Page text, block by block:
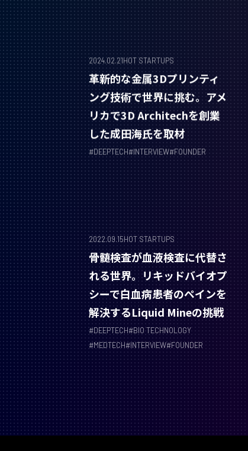
2024.02.21HOT STARTUPS
革新的な金属3Dプリンティ
ング技術で世界に挑む。アメ
リカで3D Architechを創業
した成田海氏を取材
#DEEPTECH#INTERVIEW#FOUNDER
2022.09.15HOT STARTUPS
骨髄検査が血液検査に代替さ
れる世界。リキッドバイオプ
シーで白血病患者のペインを
解決するLiquid Mineの挑戦
#DEEPTECH#BIO TECHNOLOGY
#MEDTECH#INTERVIEW#FOUNDER